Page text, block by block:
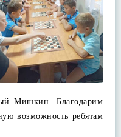
Мишкин. Благодарим
возможность ребятам